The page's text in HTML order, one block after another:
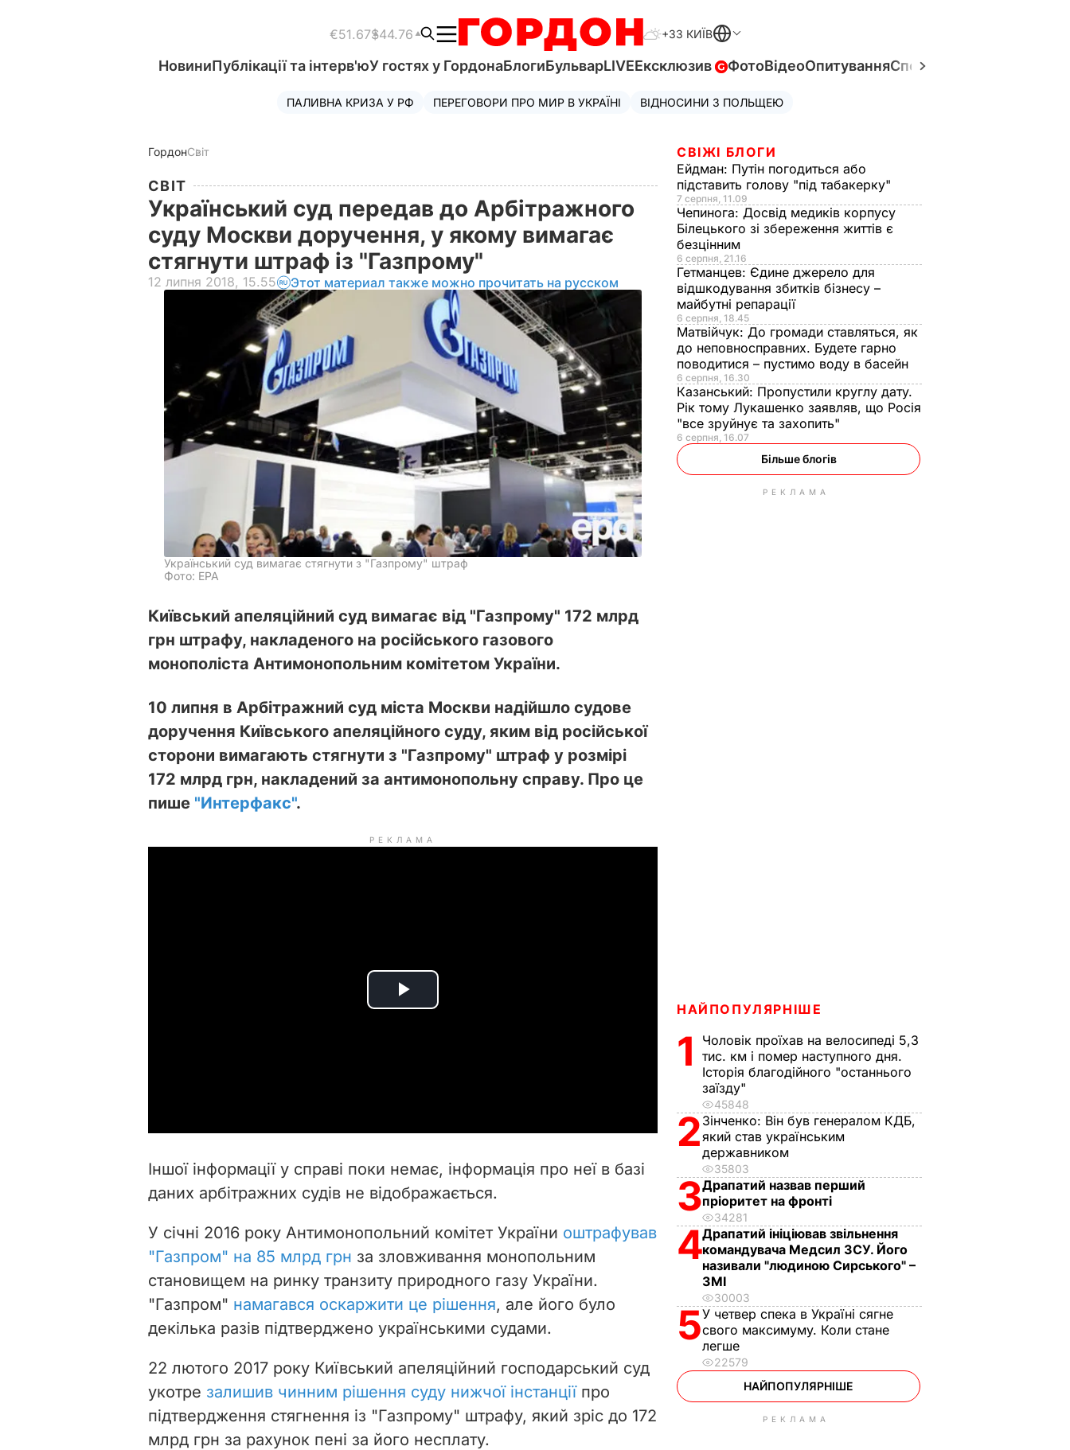
€51.67$44.76 +33 КИЇВ
НовиниПублікації та інтерв'юУ гостях у ГордонаБлогиБульварLIVEЕксклюзив ФотоВідеоОпитуванняСпецпроєкти
ПАЛИВНА КРИЗА У РФ ПЕРЕГОВОРИ ПРО МИР В УКРАЇНІ ВІДНОСИНИ З ПОЛЬЩЕЮ
ГордонСвіт
СВІТ
Український суд передав до Арбітражного
суду Москви доручення, у якому вимагає
стягнути штраф із "Газпрому"
12 липня 2018, 15.55 Этот материал также можно прочитать на русском
Український суд вимагає стягнути з "Газпрому" штраф
Фото: ЕРА
Київський апеляційний суд вимагає від "Газпрому" 172 млрд
грн штрафу, накладеного на російського газового
монополіста Антимонопольним комітетом України.
10 липня в Арбітражний суд міста Москви надійшло судове
доручення Київського апеляційного суду, яким від російської
сторони вимагають стягнути з "Газпрому" штраф у розмірі
172 млрд грн, накладений за антимонопольну справу. Про це
пише "Интерфакс".
РЕКЛАМА
P
i
d
e
o
Іншої інформації у справі поки немає, інформація про неї в базі
даних арбітражних судів не відображається.
У січні 2016 року Антимонопольний комітет України оштрафував
"Газпром" на 85 млрд грн за зловживання монопольним
становищем на ринку транзиту природного газу України.
"Газпром" намагався оскаржити це рішення, але його було
декілька разів підтверджено українськими судами.
22 лютого 2017 року Київський апеляційний господарський суд
укотре залишив чинним рішення суду нижчої інстанціїпро
підтвердження стягнення із "Газпрому" штрафу, який зріс до 172
млрд грн за рахунок пені за його несплату.
СВІЖІ БЛОГИ
Ейдман: Путін погодиться або
підставить голову "під табакерку"
7 серпня, 11.09
Чепинога: Досвід медиків корпусу
Білецького зі збереження життів є
безцінним
6 серпня, 21.16
Гетманцев: Єдине джерело для
відшкодування збитків бізнесу –
майбутні репарації
6 серпня, 18.45
Матвійчук: До громади ставляться, як
до неповносправних. Будете гарно
поводитися – пустимо воду в басейн
6 серпня, 16.30
Казанський: Пропустили круглу дату.
Рік тому Лукашенко заявляв, що Росія
"все зруйнує та захопить"
6 серпня, 16.07
Більше блогів
РЕКЛАМА
НАЙПОПУЛЯРНІШЕ
1
Чоловік проїхав на велосипеді 5,3
тис. км і помер наступного дня.
Історія благодійного "останнього
заїзду"
45848
2 Зінченко: Він був генералом КДБ,
який став українським
державником
35803
3Драпатий назвав перший
пріоритет на фронті
34281
4Драпатий ініціював звільнення
командувача Медсил ЗСУ. Його
називали "людиною Сирського" –
ЗМІ
30003
5У четвер спека в Україні сягне
свого максимуму. Коли стане
легше
22579
НАЙПОПУЛЯРНІШЕ
РЕКЛАМА